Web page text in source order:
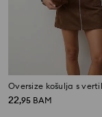
22,95 BAM